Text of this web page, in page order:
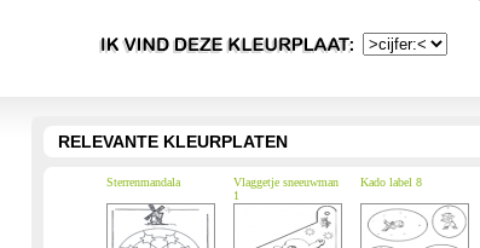
RELEVANTE KLEURPLATEN
Sterrenmandala
Vlaggetje sneeuwman
1
Kado label 8